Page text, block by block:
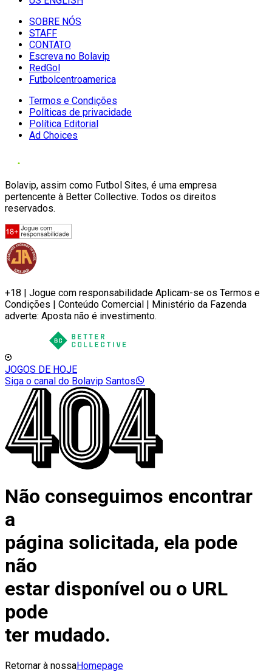
SOBRE NÓS
STAFF
CONTATO
Escreva no Bolavip
RedGol
Futbolcentroamerica
Termos e Condições
Políticas de privacidade
Política Editorial
Ad Choices
Bolavip, assim como Futbol Sites, é uma empresa
pertencente à Better Collective. Todos os direitos
reservados.
+18 | Jogue com responsabilidade Aplicam-se os Termos e
Condições | Conteúdo Comercial | Ministério da Fazenda
adverte: Aposta não é investimento.
JOGOS DE HOJE
Siga o canal do Bolavip Santos
Não conseguimos encontrar
a
página solicitada, ela pode
não
estar disponível ou o URL
pode
ter mudado.
Retornar à nossaHomepage